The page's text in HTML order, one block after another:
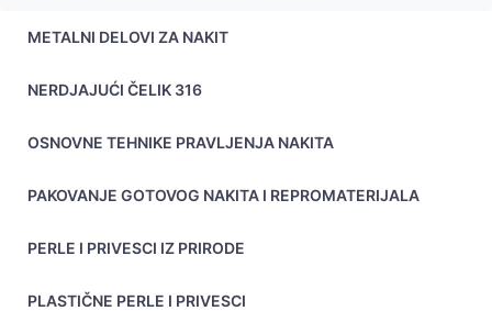
METALNI DELOVI ZA NAKIT
NERDJAJUĆI ČELIK 316
OSNOVNE TEHNIKE PRAVLJENJA NAKITA
PAKOVANJE GOTOVOG NAKITA I REPROMATERIJALA
PERLE I PRIVESCI IZ PRIRODE
PLASTIČNE PERLE I PRIVESCI